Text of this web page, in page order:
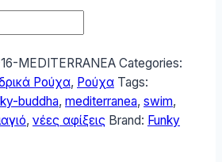
MEDITERRANEA Categories:
Ρούχα, Ρούχα Tags:
buddha, mediterranea, swim,
, νέες αφίξεις Brand: Funky